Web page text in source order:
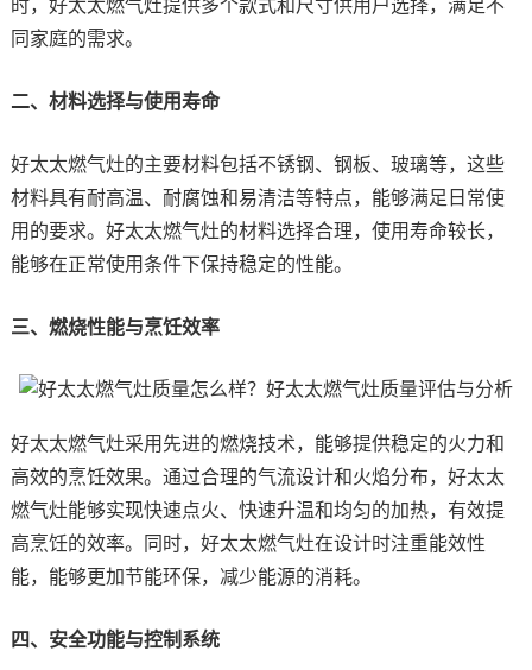
时，好太太燃气灶提供多个款式和尺寸供用户选择，满足不
同家庭的需求。
二、材料选择与使用寿命
好太太燃气灶的主要材料包括不锈钢、钢板、玻璃等，这些
材料具有耐高温、耐腐蚀和易清洁等特点，能够满足日常使
用的要求。好太太燃气灶的材料选择合理，使用寿命较长，
能够在正常使用条件下保持稳定的性能。
三、燃烧性能与烹饪效率
好太太燃气灶采用先进的燃烧技术，能够提供稳定的火力和
高效的烹饪效果。通过合理的气流设计和火焰分布，好太太
燃气灶能够实现快速点火、快速升温和均匀的加热，有效提
高烹饪的效率。同时，好太太燃气灶在设计时注重能效性
能，能够更加节能环保，减少能源的消耗。
四、安全功能与控制系统